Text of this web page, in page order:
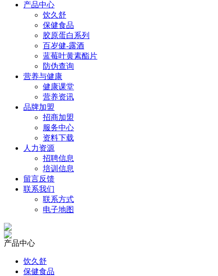
产品中心
饮久舒
保健食品
胶原蛋白系列
百岁健-露酒
蓝莓叶黄素酯片
防伪查询
营养与健康
健康课堂
营养资讯
品牌加盟
招商加盟
服务中心
资料下载
人力资源
招聘信息
培训信息
留言反馈
联系我们
联系方式
电子地图
产品中心
饮久舒
保健食品